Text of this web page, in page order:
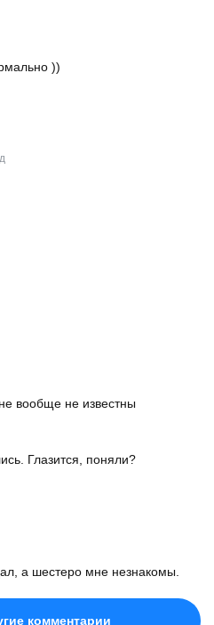
))
вообще не известны
Глазится, поняли?
а шестеро мне незнакомы.
комментарии